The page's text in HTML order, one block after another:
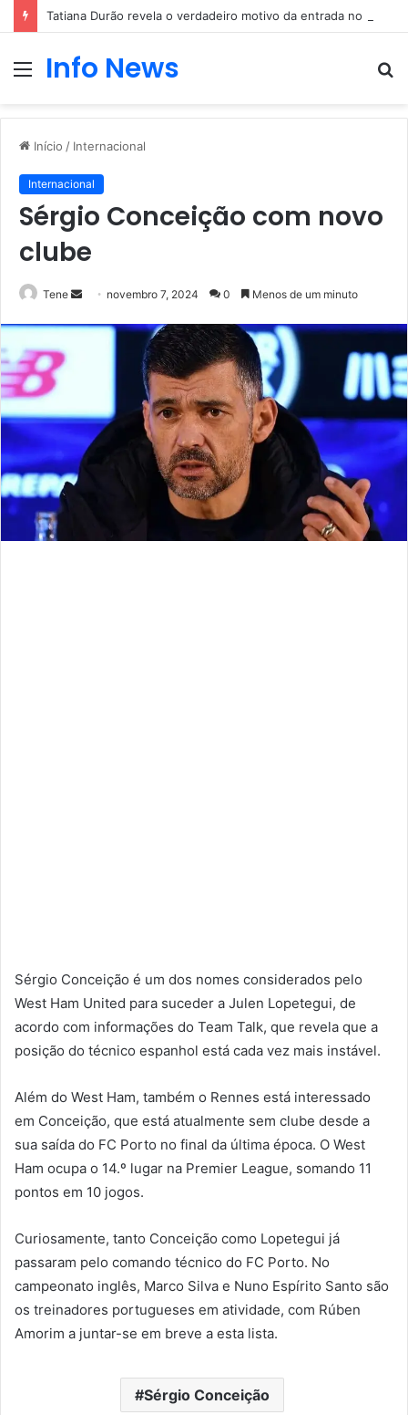
Menu
Info News
Início / Internacional
Internacional
Sérgio Conceição com novo
clube
Tene
Mandenovembro 7, 2024 0 Menos de um minuto
Sérgio Conceição é um dos nomes considerados pelo
West Ham United para suceder a Julen Lopetegui, de
acordo com informações do Team Talk, que revela que a
posição do técnico espanhol está cada vez mais instável.
Além do West Ham, também o Rennes está interessado
em Conceição, que está atualmente sem clube desde a
sua saída do FC Porto no final da última época. O West
Ham ocupa o 14.º lugar na Premier League, somando 11
pontos em 10 jogos.
Curiosamente, tanto Conceição como Lopetegui já
passaram pelo comando técnico do FC Porto. No
campeonato inglês, Marco Silva e Nuno Espírito Santo são
os treinadores portugueses em atividade, com Rúben
Amorim a juntar-se em breve a esta lista.
Sérgio Conceição